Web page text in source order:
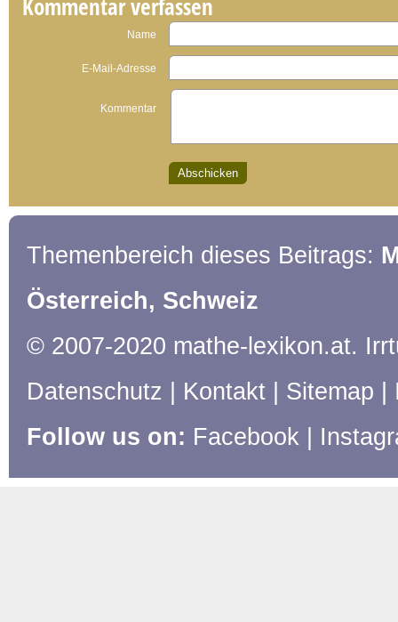
Kommentar verfassen
Name
E-Mail-Adresse
Kommentar
Themenbereich dieses Beitrags:
Österreich, Schweiz
© 2007-2020 mathe-lexikon.at.
Datenschutz
Kontakt Sitemap
Follow us on: Facebook